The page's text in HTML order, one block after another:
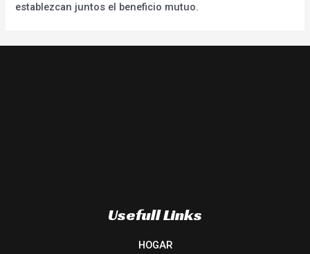
establezcan juntos el beneficio mutuo.
Usefull Links
HOGAR